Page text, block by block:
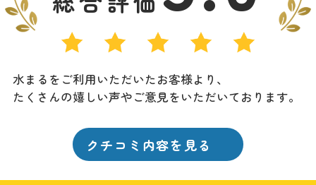
水まるをご利用いただいたお客様より、
たくさんの嬉しい声やご意見をいただいております。
クチコミ内容を見る